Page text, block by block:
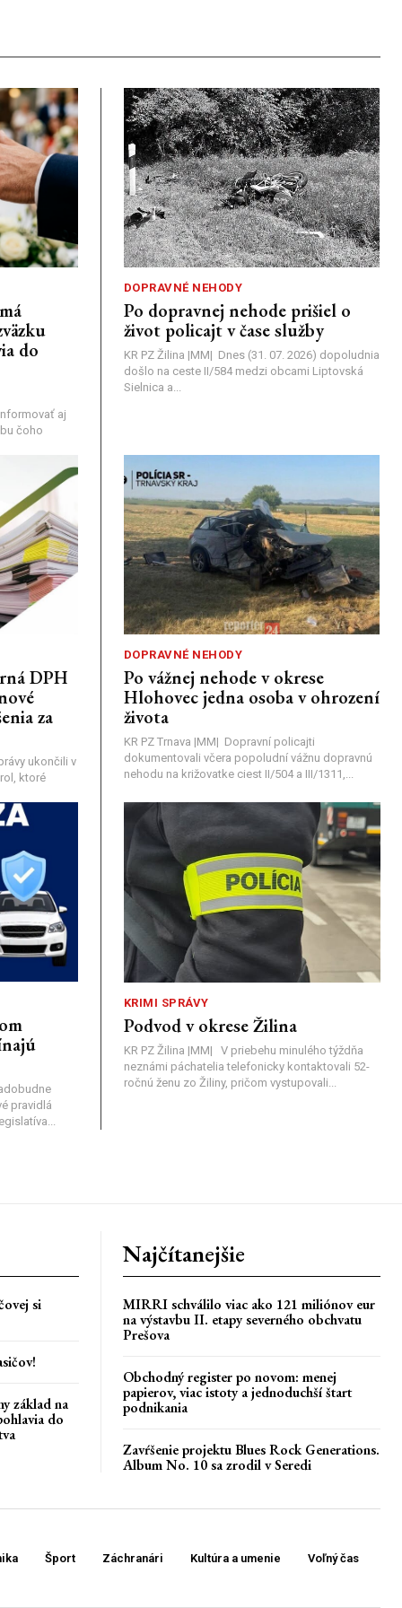
do
aj
čoho
DOPRAVNÉ NEHODY
Po dopravnej nehode prišiel o
život policajt v čase služby
KR PZ Žilina |MM| Dnes (31. 07. 2026) dopoludnia
došlo na ceste II/584 medzi obcami Liptovská
Sielnica a...
DPH
za
ukončili v
ktoré
DOPRAVNÉ NEHODY
Po vážnej nehode v okrese
Hlohovec jedna osoba v ohrození
života
KR PZ Trnava |MM| Dopravní policajti
dokumentovali včera popoludní vážnu dopravnú
nehodu na križovatke ciest II/504 a III/1311,...
pravidlá
KRIMI SPRÁVY
Podvod v okrese Žilina
KR PZ Žilina |MM| V priebehu minulého týždňa
neznámi páchatelia telefonicky kontaktovali 52-
ročnú ženu zo Žiliny, pričom vystupovali...
si
základ na
do
Najčítanejšie
MIRRI schválilo viac ako 121 miliónov eur
na výstavbu II. etapy severného obchvatu
Prešova
Obchodný register po novom: menej
papierov, viac istoty a jednoduchší štart
podnikania
Zavŕšenie projektu Blues Rock Generations.
Album No. 10 sa zrodil v Seredi
Šport Záchranári Kultúra a umenie Voľný čas